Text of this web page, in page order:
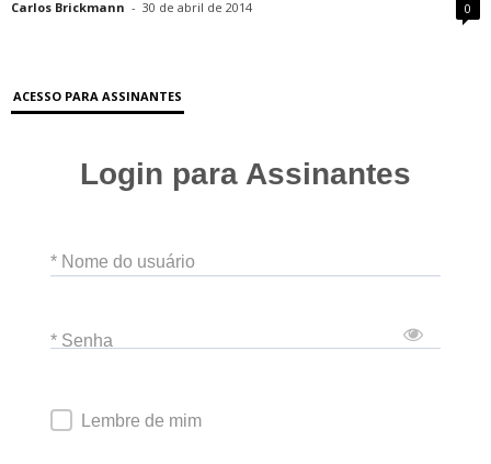
Carlos Brickmann - 30 de abril de 2014 0
ACESSO PARA ASSINANTES
Login para Assinantes
* Nome do usuário
* Senha
Lembre de mim